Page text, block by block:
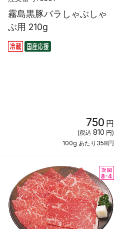
霧島黒豚バラしゃぶしゃ
ぶ用 210g
750 円
(税込 810 円)
100g あたり358円